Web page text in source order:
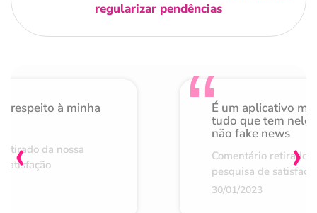
regularizar pendências
respeito à minha
da nossa
É um aplicativo
tudo que tem nele
não fake news
Comentário retirado
pesquisa de
30/01/2023
‹ ›